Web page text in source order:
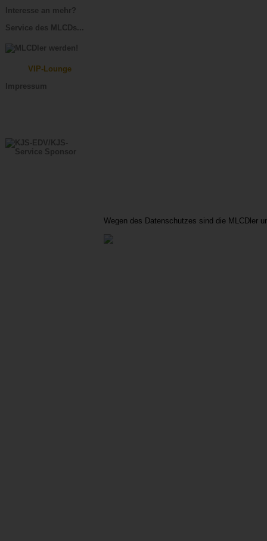
Interesse an mehr?
Service des MLCDs...
VIP-Lounge
Impressum
Wegen des Datenschutzes sind die MLCDler